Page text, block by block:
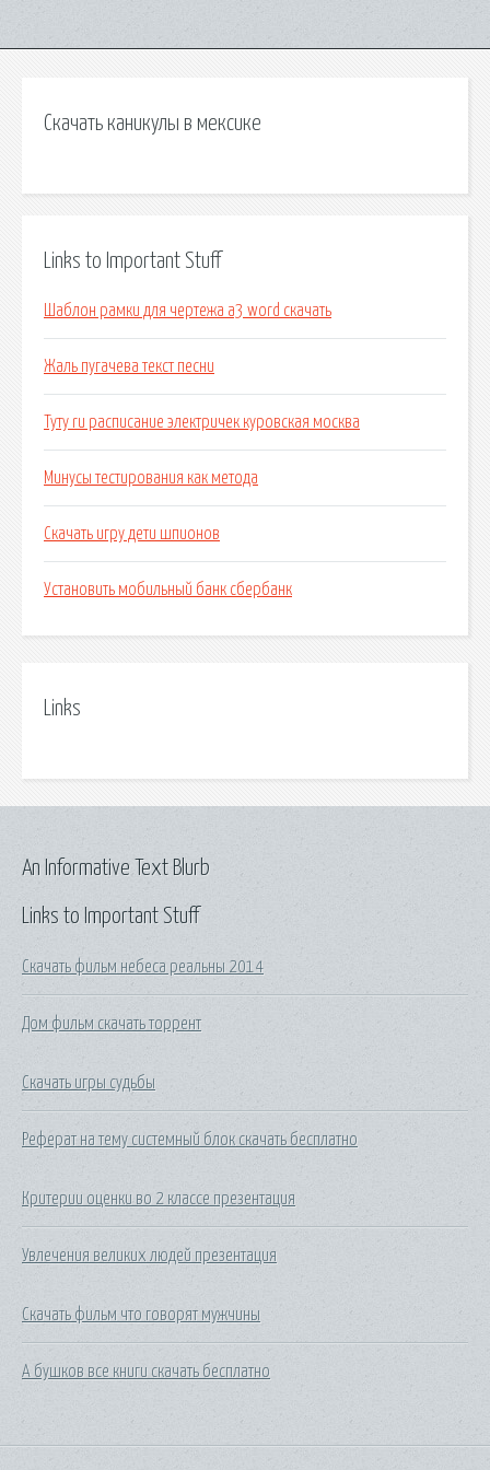
Скачать каникулы в мексике
Links to Important Stuff
Шаблон рамки для чертежа а3 word скачать
Жаль пугачева текст песни
Туту ru расписание электричек куровская москва
Минусы тестирования как метода
Скачать игру дети шпионов
Установить мобильный банк сбербанк
Links
Links to Important Stuff
Скачать фильм небеса реальны 2014
Дом фильм скачать торрент
Скачать игры судьбы
Реферат на тему системный блок скачать бесплатно
Критерии оценки во 2 классе презентация
Увлечения великих людей презентация
Скачать фильм что говорят мужчины
А бушков все книги скачать бесплатно
An Informative Text Blurb